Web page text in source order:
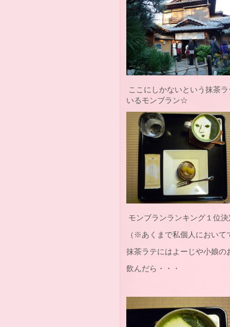
ここにしかないという抹茶
いるモンブラン☆
モンブランランキング１位
（※あくまで私個人において
抹茶ラテにはよーじや小娘
飲んだら・・・